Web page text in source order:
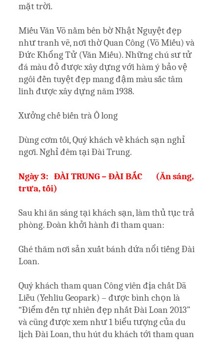
mặt trời.
Miếu Văn Võ nằm bên bờ Nhật Nguyệt đẹp
như tranh vẽ, nơi thờ Quan Công (Võ Miếu) và
Đức Khổng Tử (Văn Miếu). Những chú sư tử
đá màu đỏ được xây dựng với hàm ý bảo vệ
ngôi đền tuyệt đẹp mang đậm màu sắc tâm
linh được xây dựng năm 1938.
Xưởng chế biến trà Ô long
Dùng cơm tối, Quý khách về khách sạn nghỉ
ngơi. Nghỉ đêm tại Đài Trung.
Ngày 3: ĐÀI TRUNG – ĐÀI BẮC (Ăn sáng,
trưa, tối)
Sau khi ăn sáng tại khách sạn, làm thủ tục trả
phòng. Đoàn khởi hành đi tham quan:
Ghé thăm nơi sản xuất bánh dứa nổi tiếng Đài
Loan.
Quý khách tham quan Công viên địa chất Dã
Liễu (Yehliu Geopark) – được bình chọn là
“Điểm đến tự nhiên đẹp nhất Đài Loan 2013”
và cũng được xem như 1 biểu tượng của du
lịch Đài Loan, thu hút du khách tới tham quan